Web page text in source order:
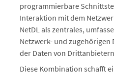
programmierbare
Interaktion mit dem
NetDL als zentrales,
Netzwerk- und
der Daten von
Diese Kombination schafft